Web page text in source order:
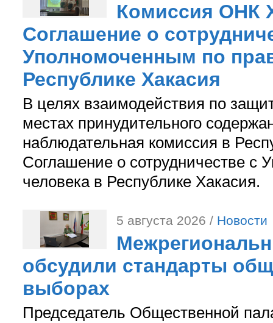
Комиссия ОНК
Соглашение о
Уполномоченным по
Республике Хакасия
В целях взаимодействия по
местах принудительного
наблюдательная комиссия в
Соглашение о сотрудничестве с
человека в Республике Хакасия.
5 августа 2026 / Новости
обсудили стандарты
выборах
Председатель Общественной